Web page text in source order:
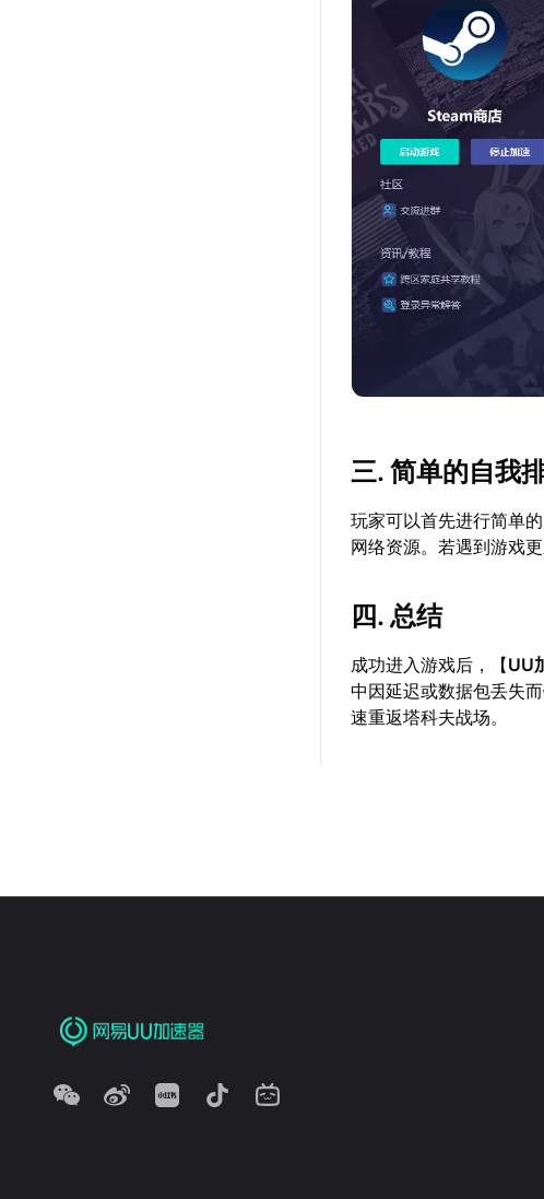
三. 简单的自我
玩家可以首先进行简单
网络资源。若遇到游戏
四. 总结
成功进入游戏后，【UU
中因延迟或数据包丢失
速重返塔科夫战场。